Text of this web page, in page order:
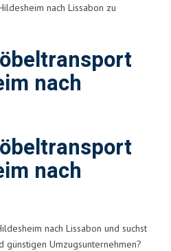
nach Lissabon zu
nach
nach
nach Lissabon und suchst
günstigen Umzugsunternehmen?